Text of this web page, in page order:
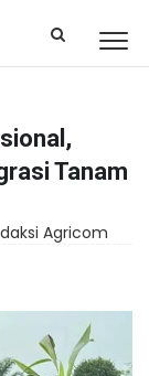
Tanam
Agricom